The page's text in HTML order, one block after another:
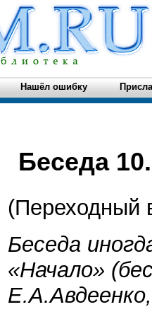
Нашёл ошибку
Беседа
(Переходный
Беседа
«Начало»